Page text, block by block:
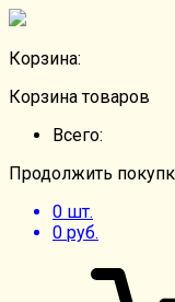
Корзина:
Корзина товаров
Всего:
Продолжить
0 шт.
0 руб.